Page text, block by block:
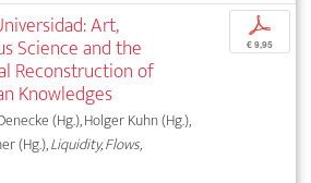
Art,
Science and the
Reconstruction of
Knowledges
(Hg.), Holger Kuhn (Hg.),
(Hg.),Liquidity, Flows,
p
€ 9,95